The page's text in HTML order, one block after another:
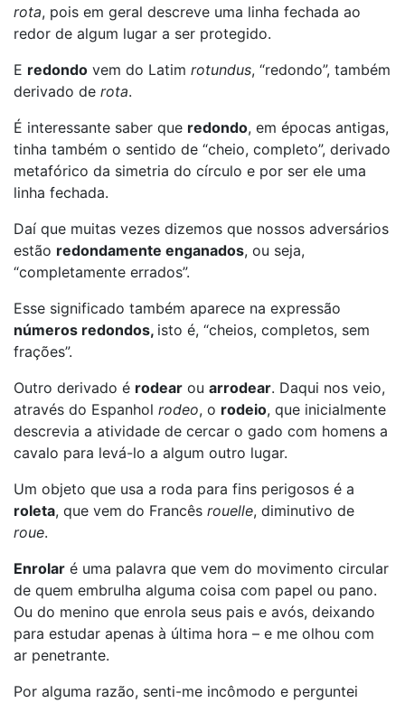
rota, pois em geral descreve uma linha fechada ao
redor de algum lugar a ser protegido.
E redondo vem do Latim rotundus, “redondo”, também
derivado de rota.
É interessante saber que redondo, em épocas antigas,
tinha também o sentido de “cheio, completo”, derivado
metafórico da simetria do círculo e por ser ele uma
linha fechada.
Daí que muitas vezes dizemos que nossos adversários
estão redondamente enganados, ou seja,
“completamente errados”.
Esse significado também aparece na expressão
números redondos, isto é, “cheios, completos, sem
frações”.
Outro derivado é rodear ou arrodear. Daqui nos veio,
através do Espanhol rodeo, o rodeio, que inicialmente
descrevia a atividade de cercar o gado com homens a
cavalo para levá-lo a algum outro lugar.
Um objeto que usa a roda para fins perigosos é a
roleta, que vem do Francês rouelle, diminutivo de
roue.
Enrolar é uma palavra que vem do movimento circular
de quem embrulha alguma coisa com papel ou pano.
Ou do menino que enrola seus pais e avós, deixando
para estudar apenas à última hora – e me olhou com
ar penetrante.
Por alguma razão, senti-me incômodo e perguntei